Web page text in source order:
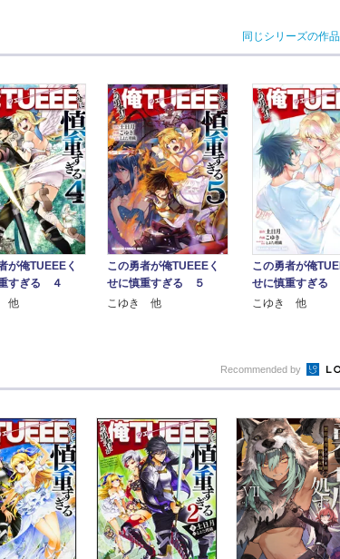
同じシリーズの作
が俺TUEEEく
すぎる ４
他
この勇者が俺TUEEEく
せに慎重すぎる ５
こゆき 他
この勇者が俺
せに慎重すぎる
こゆき 他
Recommended by